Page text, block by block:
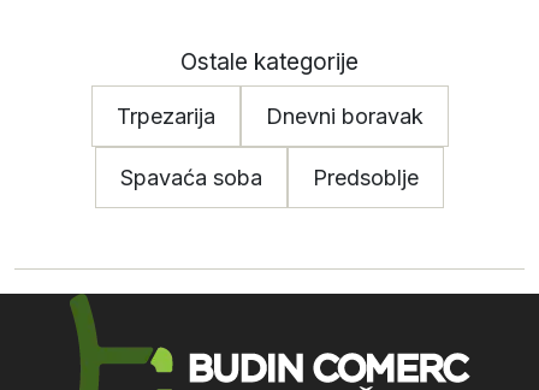
Ostale kategorije
Trpezarija Dnevni boravak
Spavaća soba Predsoblje